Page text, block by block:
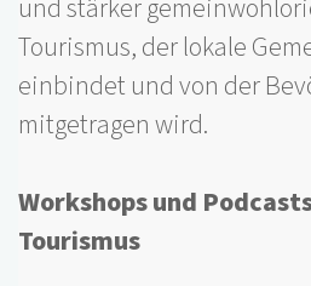
und stärker
Tourismus, der lokale
einbindet und von der
mitgetragen wird.
Workshops und
Tourismus